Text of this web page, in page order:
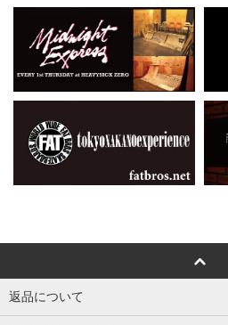
返品について